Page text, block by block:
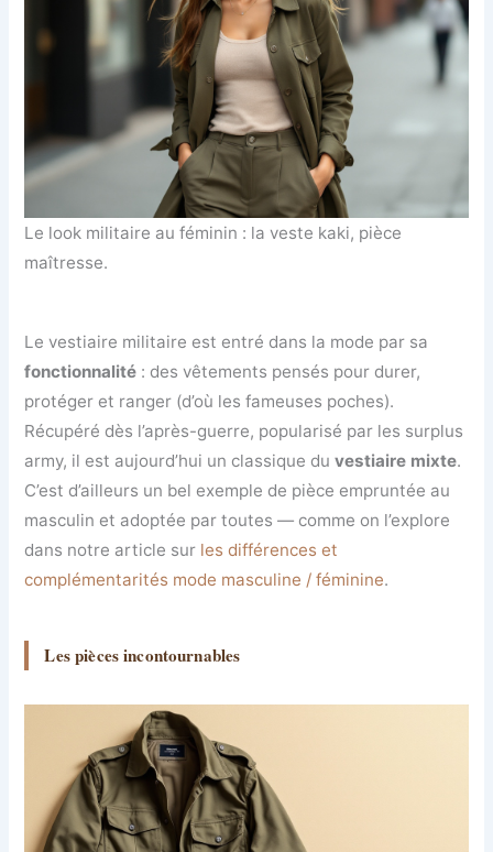
Le look militaire au féminin : la veste kaki, pièce
maîtresse.
Le vestiaire militaire est entré dans la mode par sa
fonctionnalité : des vêtements pensés pour durer,
protéger et ranger (d’où les fameuses poches).
Récupéré dès l’après-guerre, popularisé par les surplus
army, il est aujourd’hui un classique duvestiaire mixte.
C’est d’ailleurs un bel exemple de pièce empruntée au
masculin et adoptée par toutes — comme on l’explore
dans notre article sur les différences et
complémentarités mode masculine / féminine.
Les pièces incontournables